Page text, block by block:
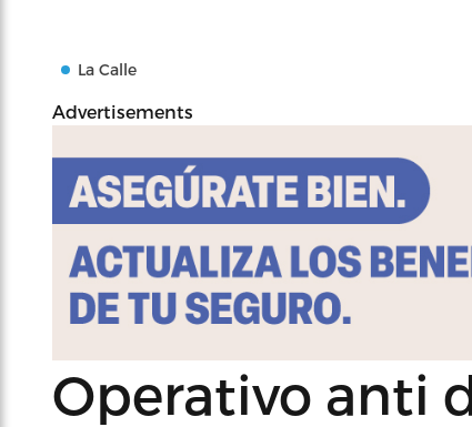
La Calle
Advertisements
Operativo anti